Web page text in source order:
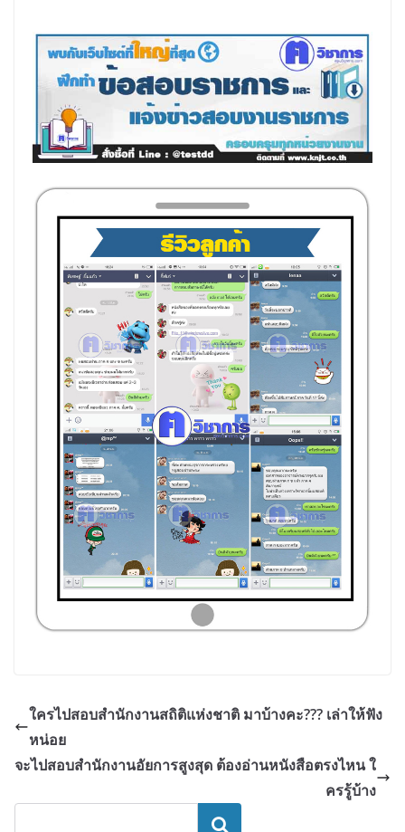
ใครไปสอบสำนักงานสถิติแห่งชาติ มาบ้างคะ??? เล่าให้ฟัง
หน่อย
จะไปสอบสำนักงานอัยการสูงสุด ต้องอ่านหนังสือตรงไหน ใ
ครรู้บ้าง
ค้นหา